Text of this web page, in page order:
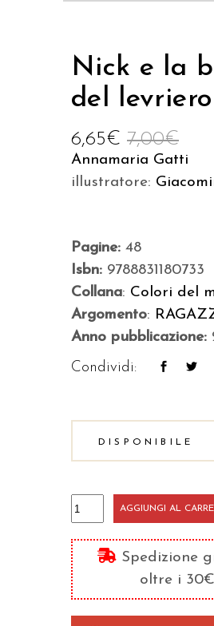
Nick e la
del levriero
7,00€
6,65€
Annamaria Gatti
illustratore:
Pagine: 48
Isbn: 9788831180733
Collana: Colori del
Argomento:
Anno pubblicazione:
Condividi:
DISPONIBILE
Nick
e
la
banda
del
levriero
AGGIUNGI AL
Spedizione
oltre i